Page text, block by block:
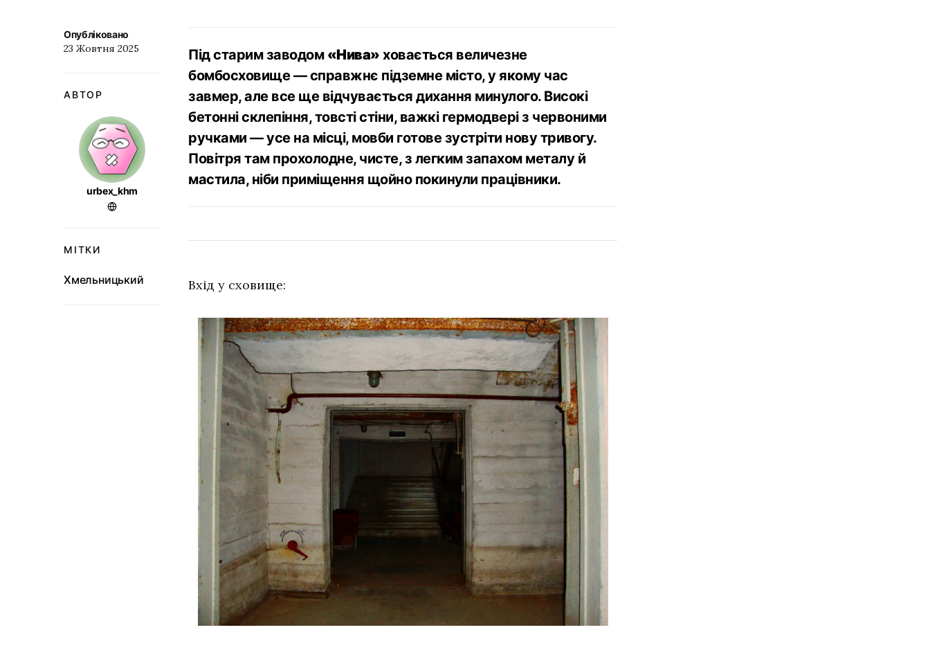
Опубліковано
23 Жовтня 2025
АВТОР
urbex_khm
МІТКИ
Хмельницький
Під старим заводом «Нива» ховається величезне
бомбосховище — справжнє підземне місто, у якому час
завмер, але все ще відчувається дихання минулого. Високі
бетонні склепіння, товсті стіни, важкі гермодвері з червоними
ручками — усе на місці, мовби готове зустріти нову тривогу.
Повітря там прохолодне, чисте, з легким запахом металу й
мастила, ніби приміщення щойно покинули працівники.
Вхід у сховище: